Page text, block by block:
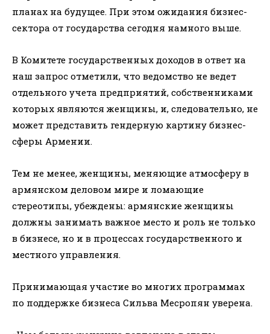
планах на будущее. При этом ожидания бизнес-
сектора от государства сегодня намного выше.
В Комитете государственных доходов в ответ на
наш запрос отметили, что ведомство не ведет
отдельного учета предприятий, собственниками
которых являются женщины, и, следовательно, не
может представить гендерную картину бизнес-
сферы Армении.
Тем не менее, женщины, меняющие атмосферу в
армянском деловом мире и ломающие
стереотипы, убеждены: армянские женщины
должны занимать важное место и роль не только
в бизнесе, но и в процессах государственного и
местного управления.
Принимающая участие во многих программах
по поддержке бизнеса Сильва Месропян уверена.